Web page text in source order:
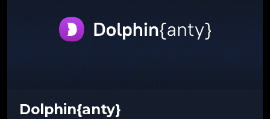
Dolphin{anty}